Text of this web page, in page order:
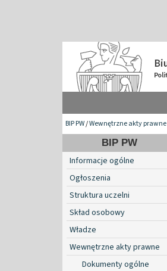
BIP PW/Wewnętrzne akty prawne
BIP PW
Informacje ogólne
Ogłoszenia
Struktura uczelni
Skład osobowy
Władze
Wewnętrzne akty prawne
Dokumenty ogólne